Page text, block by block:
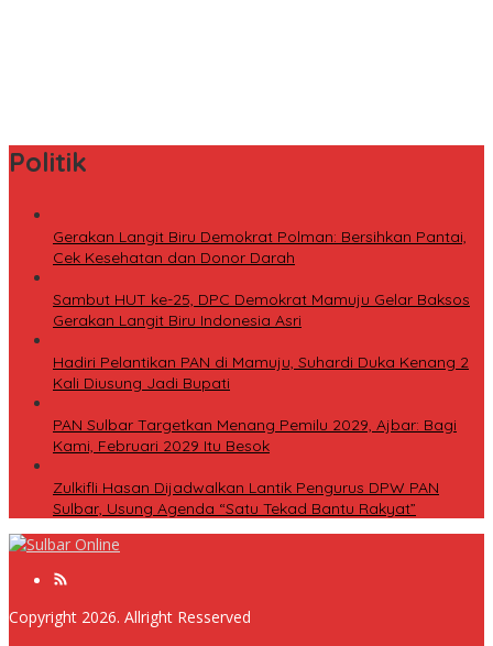
Politik
Gerakan Langit Biru Demokrat Polman: Bersihkan Pantai,
Cek Kesehatan dan Donor Darah
Sambut HUT ke-25, DPC Demokrat Mamuju Gelar Baksos
Gerakan Langit Biru Indonesia Asri
Hadiri Pelantikan PAN di Mamuju, Suhardi Duka Kenang 2
Kali Diusung Jadi Bupati
PAN Sulbar Targetkan Menang Pemilu 2029, Ajbar: Bagi
Kami, Februari 2029 Itu Besok
Zulkifli Hasan Dijadwalkan Lantik Pengurus DPW PAN
Sulbar, Usung Agenda “Satu Tekad Bantu Rakyat”
Copyright 2026. Allright Resserved